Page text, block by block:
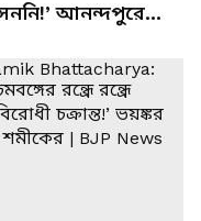
আনন্দপুরে
করলেন শুভেন্দু